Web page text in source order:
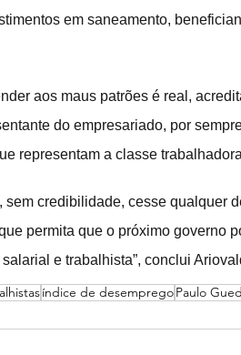
em saneamento,
aos maus patrões é real,
do empresariado, por
representam a classe
credibilidade, cesse qualquer
permita que o próximo governo
e trabalhista”, conclui
índice de desempregoPaulo